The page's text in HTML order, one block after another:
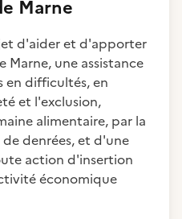
Marne
d'aider et d'apporter
Marne, une assistance
en difficultés, en
et l'exclusion,
alimentaire, par la
denrées, et d'une
action d'insertion
économique